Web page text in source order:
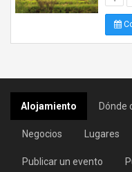
Alojamiento Dónde
Negocios Lugares
Publicar un evento